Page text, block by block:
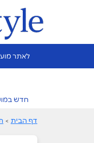
לאתר
חדש
דף הבית >